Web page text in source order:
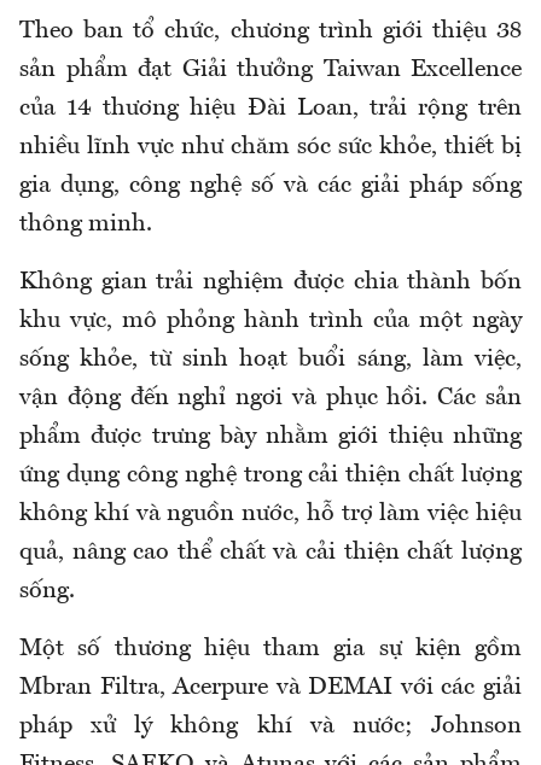
Theo ban tổ chức, chương trình giới thiệu 38
sản phẩm đạt Giải thưởng Taiwan Excellence
của 14 thương hiệu Đài Loan, trải rộng trên
nhiều lĩnh vực như chăm sóc sức khỏe, thiết bị
gia dụng, công nghệ số và các giải pháp sống
thông minh.
Không gian trải nghiệm được chia thành bốn
khu vực, mô phỏng hành trình của một ngày
sống khỏe, từ sinh hoạt buổi sáng, làm việc,
vận động đến nghỉ ngơi và phục hồi. Các sản
phẩm được trưng bày nhằm giới thiệu những
ứng dụng công nghệ trong cải thiện chất lượng
không khí và nguồn nước, hỗ trợ làm việc hiệu
quả, nâng cao thể chất và cải thiện chất lượng
sống.
Một số thương hiệu tham gia sự kiện gồm
Mbran Filtra, Acerpure và DEMAI với các giải
pháp xử lý không khí và nước; Johnson